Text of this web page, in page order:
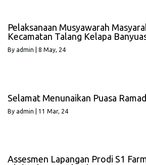
Pelaksanaan Musyawarah
Kecamatan Talang Kelapa
By admin 8 May, 24
Selamat Menunaikan Puasa
By admin 11 Mar, 24
Assesmen Lapangan Prodi S1